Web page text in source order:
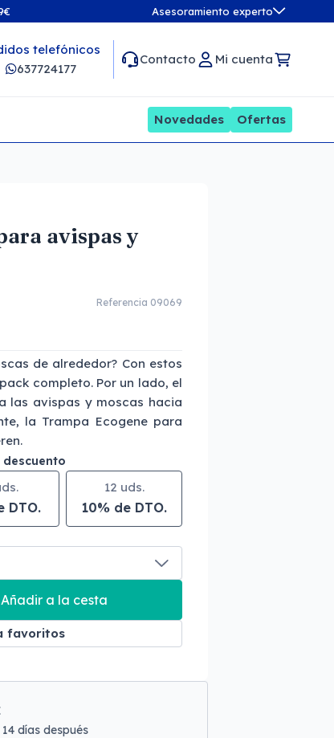
Asesoramiento experto
telefónicos
637724177
Contacto Mi cuenta
Novedades Ofertas
avispas y
Referencia 09069
de alrededor? Con estos
completo. Por un lado, el
las avispas y moscas hacia
la Trampa Ecogene para
DTO.
12 uds.
10% de DTO.
Añadir a la cesta
favoritos
días después